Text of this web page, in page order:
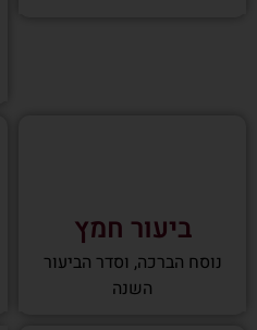
ביעור חמץ
נוסח הברכה, וסדר הביעור
השנה